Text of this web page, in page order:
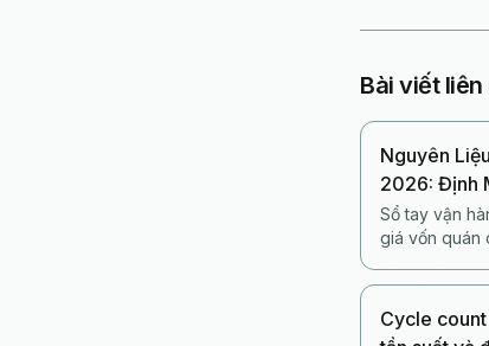
Bài viết
Nguyên
2026: Định
Sổ tay vận
giá vốn quán
ngưỡng hao
thức trên POS.
Cycle